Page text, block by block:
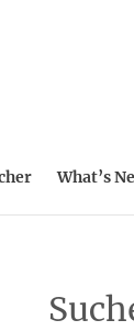
What’s